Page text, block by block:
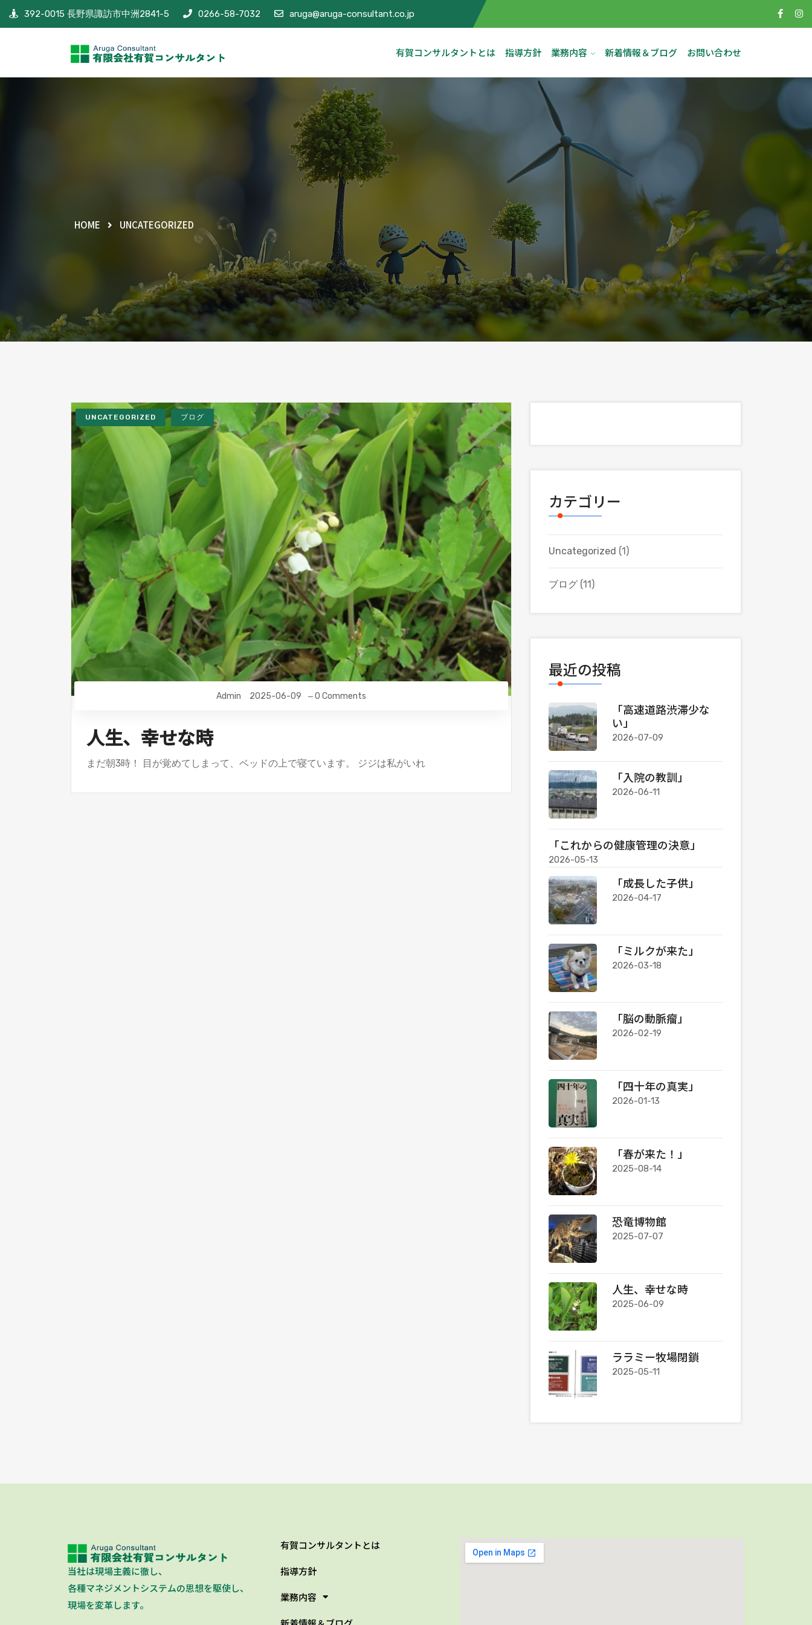
392-0015 長野県諏訪市中洲2841-5 0266-58-7032 aruga@aruga-consultant.co.jp
有賀コンサルタントとは 指導方針 業務内容 新着情報＆ブログ お問い合わせ
HOME UNCATEGORIZED
UNCATEGORIZED ブログ
Admin 2025-06-09 0 Comments
人生、幸せな時
まだ朝3時！ 目が覚めてしまって、ベッドの上で寝ています。 ジジは私がいれ
カテゴリー
Uncategorized (1)
ブログ (11)
最近の投稿
「高速道路渋滞少な
い」
2026-07-09
「入院の教訓」
2026-06-11
「これからの健康管理の決意」
2026-05-13
「成長した子供」
2026-04-17
「ミルクが来た」
2026-03-18
「脳の動脈瘤」
2026-02-19
「四十年の真実」
2026-01-13
「春が来た！」
2025-08-14
恐竜博物館
2025-07-07
人生、幸せな時
2025-06-09
ララミー牧場閉鎖
2025-05-11
当社は現場主義に徹し、
各種マネジメントシステムの思想を駆使し、
現場を変革します。
有賀コンサルタントとは
指導方針
業務内容